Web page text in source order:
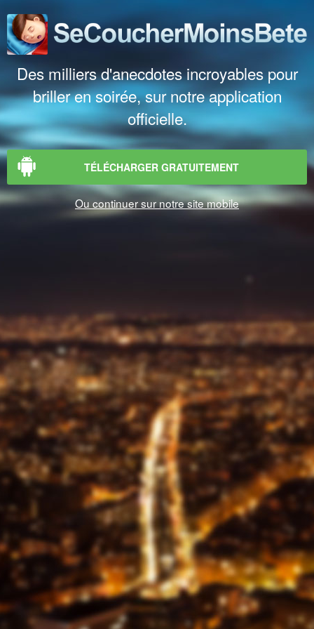
Des milliers d'anecdotes incroyables pour
briller en soirée, sur notre application
officielle.
TÉLÉCHARGER GRATUITEMENT
Ou continuer sur notre site mobile